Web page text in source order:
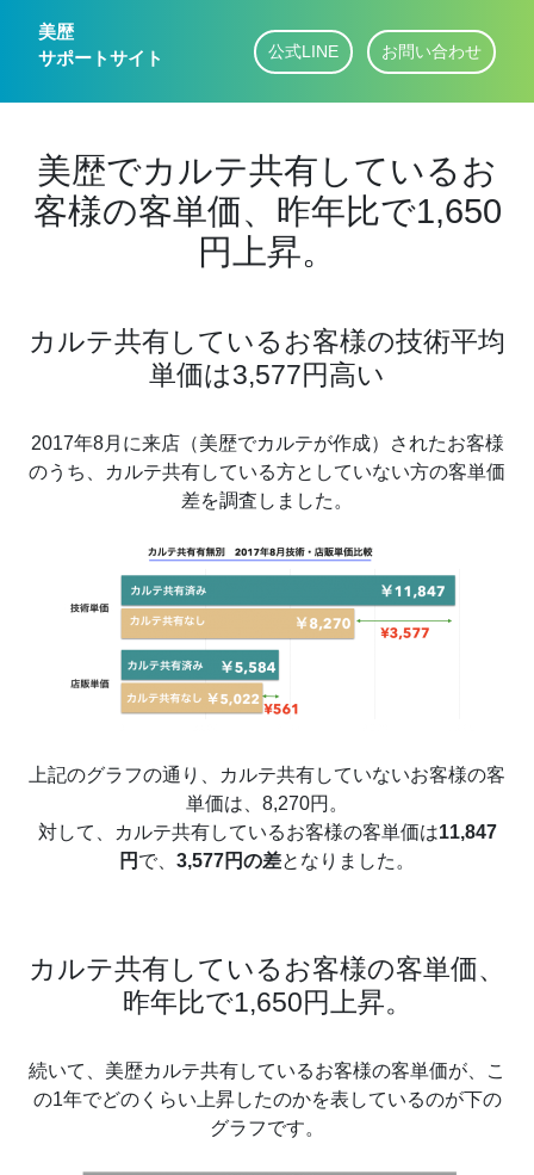
美歴
サポートサイト
公式LINE お問い合わせ
美歴でカルテ共有しているお
客様の客単価、昨年比で1,650
円上昇。
カルテ共有しているお客様の技術平均
単価は3,577円高い
2017年8月に来店（美歴でカルテが作成）されたお客様
のうち、カルテ共有している方としていない方の客単価
差を調査しました。
上記のグラフの通り、カルテ共有していないお客様の客
単価は、8,270円。
対して、カルテ共有しているお客様の客単価は11,847
円 で、 3,577円の差となりました。
カルテ共有しているお客様の客単価、
昨年比で1,650円上昇。
続いて、美歴カルテ共有しているお客様の客単価が、こ
の1年でどのくらい上昇したのかを表しているのが下の
グラフです。